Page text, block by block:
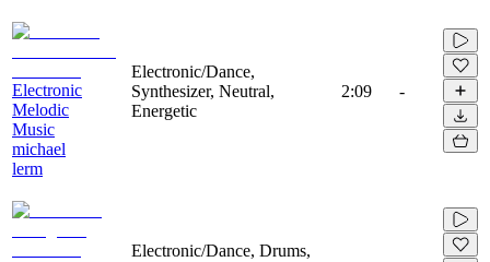
Electronic
Melodic
Music
michael
lerm
Electronic/Dance,
Synthesizer, Neutral,
Energetic
2:09 -
Electronic/Dance, Drums,